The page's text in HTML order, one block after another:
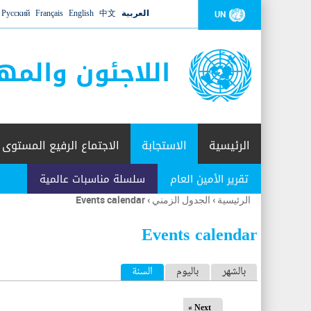
UN العربية 中文
English
Français
Русский
اللاجئون
الرئيسية الاستجابة
تقرير الأمين العام سلسلة مناسبات عالمية
الاجتماع الرفيع المستوى
أنت
هنا
الرئيسية › الجدول الزمني ›
Events calendar
Events calendar
ا بالشهر باليوم السنة (علامة التبويب النشطة)